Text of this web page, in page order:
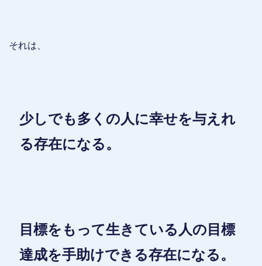
それは、
少しでも多くの人に幸せを与えれ
る存在になる。
目標をもって生きている人の目標
達成を手助けできる存在になる。